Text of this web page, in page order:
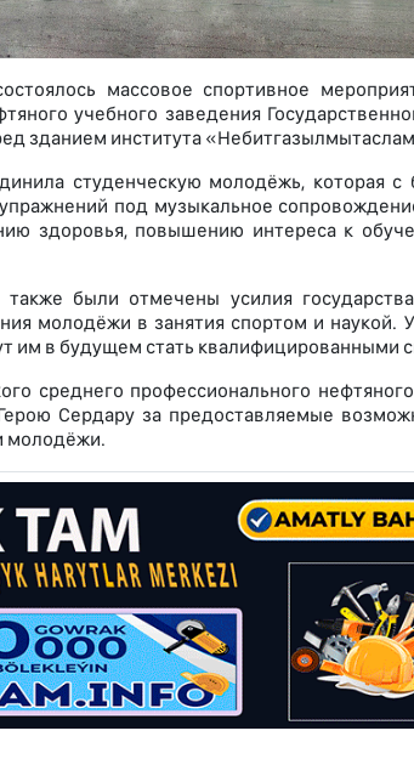
массовое спортивное
учебного заведения
зданием института
студенческую молодёжь, которая
под музыкальное
здоровья, повышению интереса к
были отмечены усилия
молодёжи в занятия спортом и наукой.
им в будущем стать квалифицированными
среднего профессионального
Сердару за предоставляемые
молодёжи.